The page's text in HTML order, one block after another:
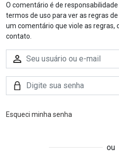
O comentário é de
termos de uso para ver as regras
um comentário que viole as regras,
contato.
Esqueci minha senha
ou